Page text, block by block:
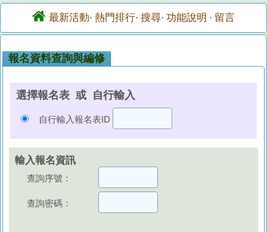
最新活動· 熱門排行· 搜尋· 功能說明 · 留言
報名資料查詢與編修
選擇報名表 或 自行輸入
自行輸入報名表ID
輸入報名資訊
查詢序號：
查詢密碼：